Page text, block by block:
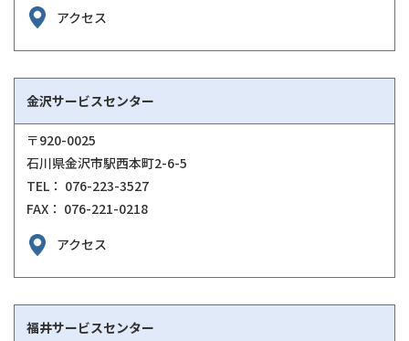
アクセス
金沢サービスセンター
〒920-0025
石川県金沢市駅西本町2-6-5
TEL： 076-223-3527
FAX： 076-221-0218
アクセス
福井サービスセンター